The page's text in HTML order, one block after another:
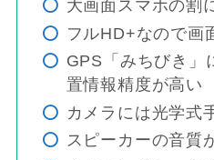
大画面スマホの割
フルHD+なので画
GPS「みちびき」
置情報精度が高い
カメラには光学式
スピーカーの音質